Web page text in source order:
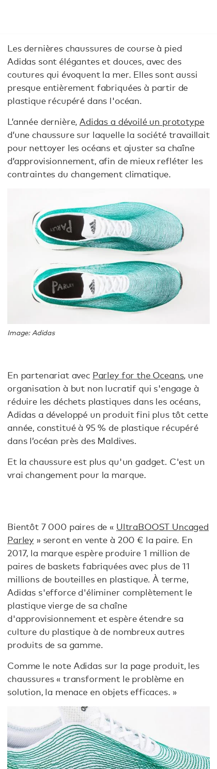
Les dernières chaussures de course à pied
Adidas sont élégantes et douces, avec des
coutures qui évoquent la mer. Elles sont aussi
presque entièrement fabriquées à partir de
plastique récupéré dans l'océan.
L’année dernière, Adidas a dévoilé un prototype
d’une chaussure sur laquelle la société travaillait
pour nettoyer les océans et ajuster sa chaîne
d’approvisionnement, afin de mieux refléter les
contraintes du changement climatique.
Image: Adidas
En partenariat avec Parley for the Oceans, une
organisation à but non lucratif qui s'engage à
réduire les déchets plastiques dans les océans,
Adidas a développé un produit fini plus tôt cette
année, constitué à 95 % de plastique récupéré
dans l’océan près des Maldives.
Et la chaussure est plus qu'un gadget. C'est un
vrai changement pour la marque.
Bientôt 7 000 paires de « UltraBOOST Uncaged
Parley » seront en vente à 200 € la paire. En
2017, la marque espère produire 1 million de
paires de baskets fabriquées avec plus de 11
millions de bouteilles en plastique. À terme,
Adidas s'efforce d'éliminer complètement le
plastique vierge de sa chaîne
d'approvisionnement et espère étendre sa
culture du plastique à de nombreux autres
produits de sa gamme.
Comme le note Adidas sur la page produit, les
chaussures « transforment le problème en
solution, la menace en objets efficaces. »